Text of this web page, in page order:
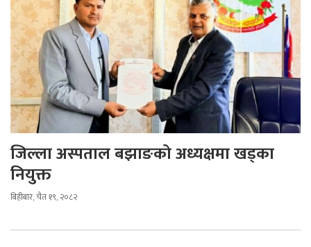
जिल्ला अस्पताल बझाङको अध्यक्षमा खड्का
नियुक्त
बिहीबार, चैत १९, २०८२